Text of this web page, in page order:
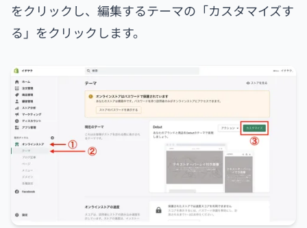
をクリックし、編集するテーマの「カスタマイズす
る」をクリックします。